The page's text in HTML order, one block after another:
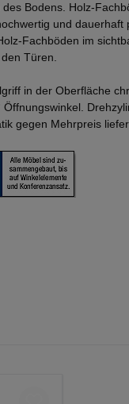
Bodens. Holz-
und dauerhaft
Fachböden im
Türen.
in der Oberfläche
gegen Mehrpreis